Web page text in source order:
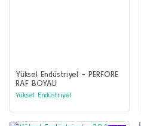
Yüksel Endüstriyel - PERFORE
RAF BOYALI
Yüksel Endüstriyel